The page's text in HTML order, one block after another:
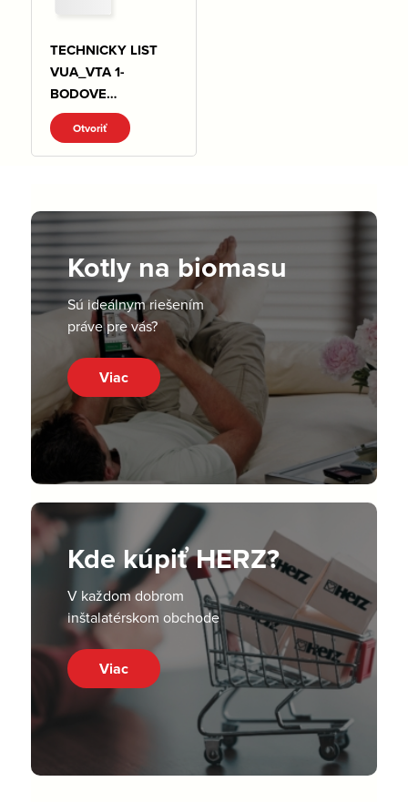
TECHNICKY LIST
VUA_VTA 1-
BODOVE
NAPOJENIE .pdf
Otvoriť
Kotly na biomasu
Sú ideálnym riešením
práve pre vás?
Viac
Kde kúpiť HERZ?
V každom dobrom
inštalatérskom obchode
Viac